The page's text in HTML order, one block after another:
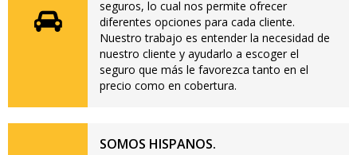
seguros, lo cual nos permite ofrecer
diferentes opciones para cada cliente.
Nuestro trabajo es entender la necesidad de
nuestro cliente y ayudarlo a escoger el
seguro que más le favorezca tanto en el
precio como en cobertura.
SOMOS HISPANOS.